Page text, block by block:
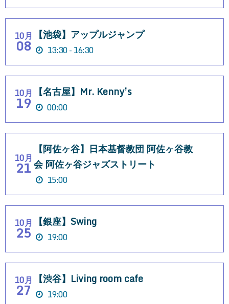
10月
08
【池袋】アップルジャンプ
13:30 - 16:30
10月
19
【名古屋】Mr. Kenny’s
00:00
10月
21
【阿佐ヶ谷】日本基督教団 阿佐ヶ谷教
会 阿佐ヶ谷ジャズストリート
15:00
10月
25
【銀座】Swing
19:00
10月
27
【渋谷】Living room cafe
19:00